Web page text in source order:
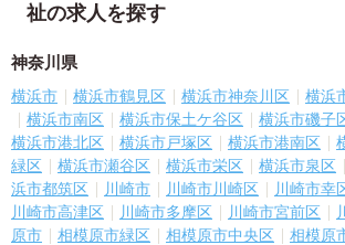
祉の求人を探す
神奈川県
横浜市 横浜市鶴見区 横浜市神奈川区 横浜
横浜市南区
横浜市保土ケ谷区 横浜市磯子
横浜市港北区
横浜市戸塚区 横浜市港南区
緑区
横浜市瀬谷区 横浜市栄区 横浜市泉区
浜市都筑区
川崎市 川崎市川崎区 川崎市幸
川崎市高津区
川崎市多摩区 川崎市宮前区
原市
相模原市緑区 相模原市中央区 相模原